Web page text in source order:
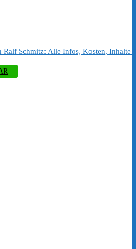
Ralf Schmitz: Alle Infos, Kosten, Inhalte